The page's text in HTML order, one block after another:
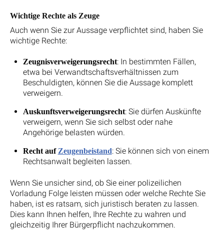
Wichtige Rechte als Zeuge
Auch wenn Sie zur Aussage verpflichtet sind, haben Sie
wichtige Rechte:
Zeugnisverweigerungsrecht: In bestimmten Fällen,
etwa bei Verwandtschaftsverhältnissen zum
Beschuldigten, können Sie die Aussage komplett
verweigern.
Auskunftsverweigerungsrecht: Sie dürfen Auskünfte
verweigern, wenn Sie sich selbst oder nahe
Angehörige belasten würden.
Recht auf Zeugenbeistand: Sie können sich von einem
Rechtsanwalt begleiten lassen.
Wenn Sie unsicher sind, ob Sie einer polizeilichen
Vorladung Folge leisten müssen oder welche Rechte Sie
haben, ist es ratsam, sich juristisch beraten zu lassen.
Dies kann Ihnen helfen, Ihre Rechte zu wahren und
gleichzeitig Ihrer Bürgerpflicht nachzukommen.